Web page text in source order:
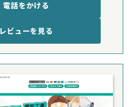
電話をかける
レビューを見る